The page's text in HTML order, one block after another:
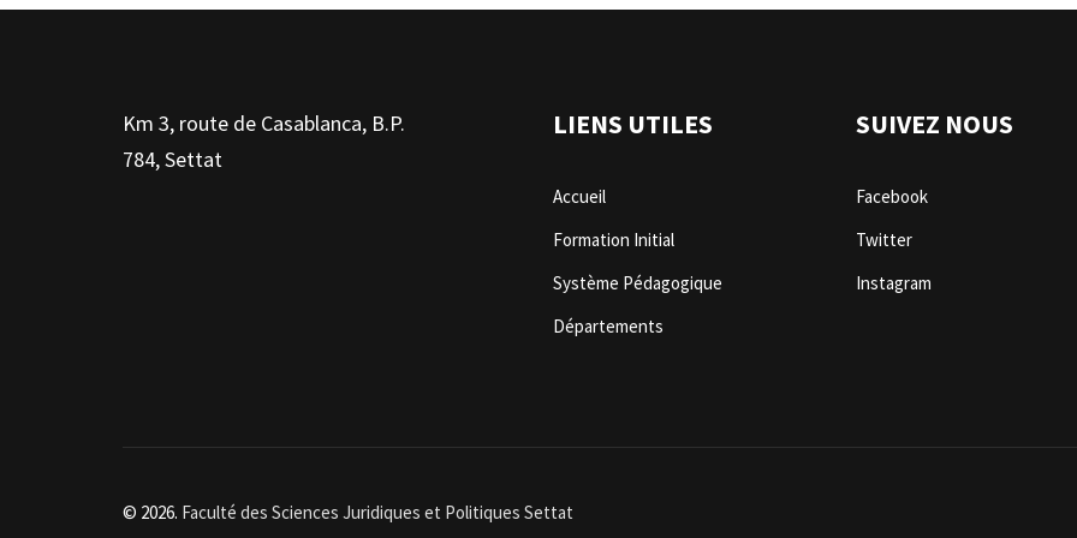
Km 3, route de Casablanca, B.P.
784, Settat
LIENS UTILES
Accueil
Formation Initial
Système Pédagogique
Départements
SUIVEZ NOUS
Facebook
Twitter
Instagram
© 2026. Faculté des Sciences Juridiques et Politiques Settat